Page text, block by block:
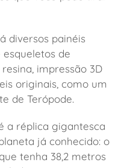
diversos painéis
de
impressão 3D
originais, como um
de Terópode.
a réplica gigantesca
já conhecido: o
tenha 38,2 metros